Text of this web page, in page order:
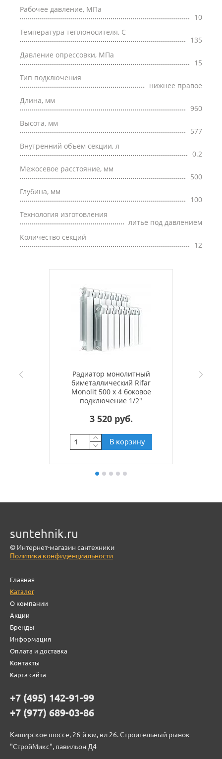
Рабочее давление, МПа
10
Температура теплоносителя, С
135
Давление опрессовки, МПа
15
Тип подключения
нижнее правое
Длина, мм
960
Высота, мм
577
Внутренний объем секции, л
0.2
Межосевое расстояние, мм
500
Глубина, мм
100
Технология изготовления
литье под давлением
Количество секций
12
Радиатор монолитный
биметаллический Rifar
Monolit 500 x 4 боковое
подключение 1/2"
3 520 руб.
В корзину
suntehnik.ru
© Интернет-магазин сантехники
Политика конфиденциальности
Главная
Каталог
О компании
Акции
Бренды
Информация
Оплата и доставка
Контакты
Карта сайта
+7 (495) 142-91-99
+7 (977) 689-03-86
Каширское шоссе, 26-й км, вл 26. Строительный рынок
"СтройМикс", павильон Д4